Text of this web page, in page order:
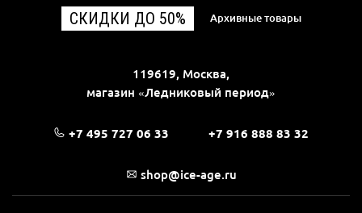
СКИДКИ ДО 50% Архивные товары
119619, Москва,
магазин «Ледниковый период»
+7 495 727 06 33 +7 916 888 83 32
shop@ice-age.ru